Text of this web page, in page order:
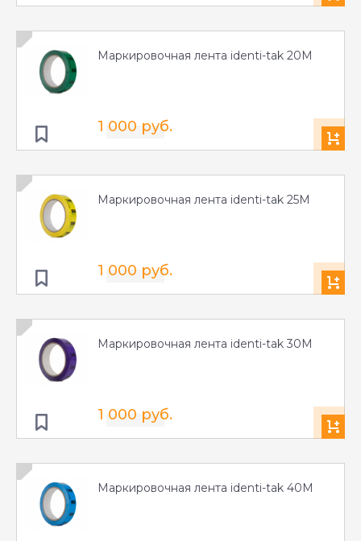
Маркировочная лента identi-tak 20M
1 000 руб.
Маркировочная лента identi-tak 25M
1 000 руб.
Маркировочная лента identi-tak 30M
1 000 руб.
Маркировочная лента identi-tak 40M